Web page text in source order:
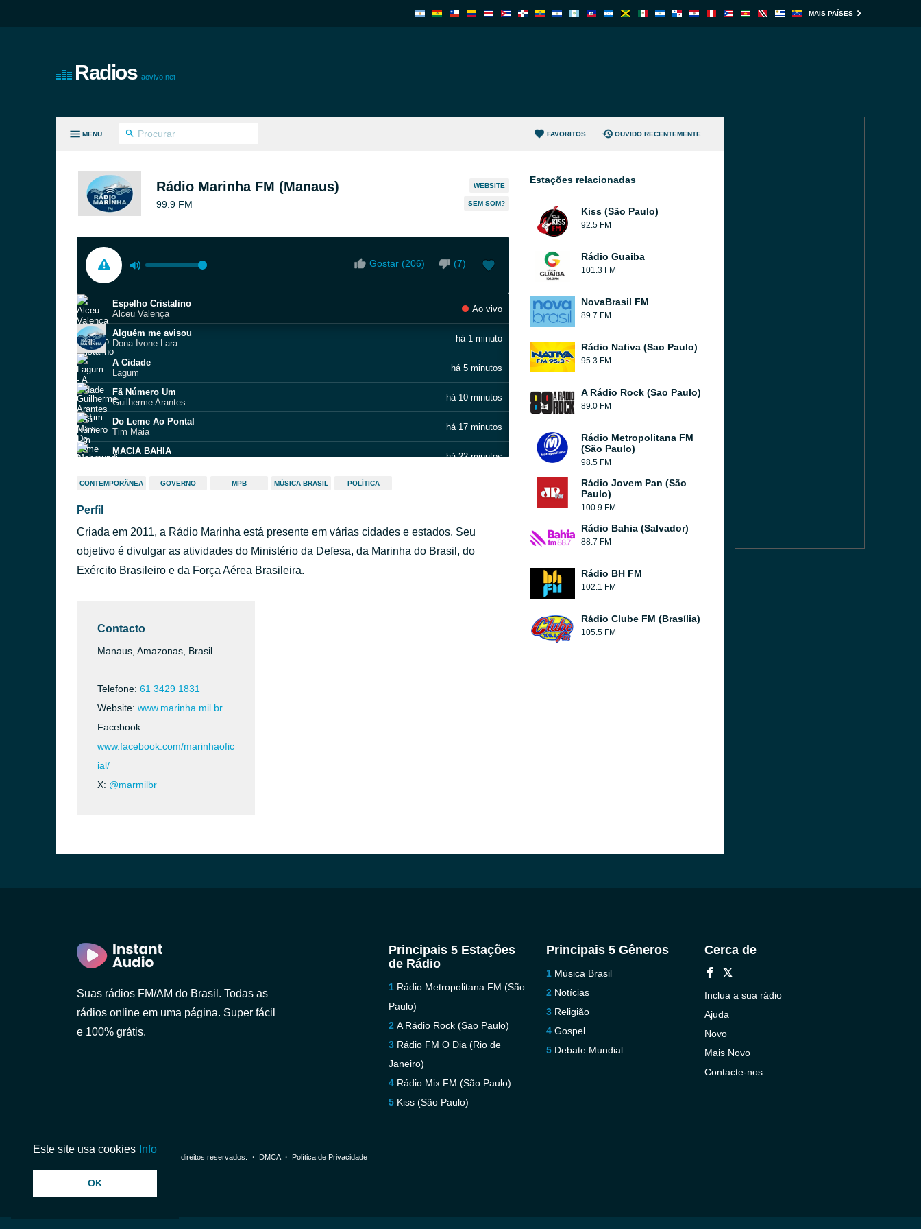
MAIS PAÍSES
Radios aovivo.net
MENU FAVORITOS OUVIDO RECENTEMENTE
Rádio Marinha FM (Manaus)
99.9 FM
WEBSITE
SEM SOM?
Gostar (206) (7)
Espelho Cristalino
Alceu Valença
Ao vivo
Alguém me avisou
Dona Ivone Lara
há 1 minuto
A Cidade
Lagum
há 5 minutos
Fã Número Um
Guilherme Arantes
há 10 minutos
Do Leme Ao Pontal
Tim Maia
há 17 minutos
MACIA BAHIA
há 22 minutos
Vem ficar comigo
Liniker e os Caramelows
há 35 minutos
A história de Lily Braun
CONTEMPORÂNEA GOVERNO MPB MÚSICA BRASIL POLÍTICA
Perfil
Criada em 2011, a Rádio Marinha está presente em várias cidades e estados. Seu
objetivo é divulgar as atividades do Ministério da Defesa, da Marinha do Brasil, do
Exército Brasileiro e da Força Aérea Brasileira.
Contacto
Manaus, Amazonas, Brasil
Telefone: 61 3429 1831
Website: www.marinha.mil.br
Facebook:
www.facebook.com/marinhaofic
ial/
X: @marmilbr
Estações relacionadas
Kiss (São Paulo)
92.5 FM
Rádio Guaiba
101.3 FM
NovaBrasil FM
89.7 FM
Rádio Nativa (Sao Paulo)
95.3 FM
A Rádio Rock (Sao Paulo)
89.0 FM
Rádio Metropolitana FM
(São Paulo)
98.5 FM
Rádio Jovem Pan (São
Paulo)
100.9 FM
Rádio Bahia (Salvador)
88.7 FM
Rádio BH FM
102.1 FM
Rádio Clube FM (Brasília)
105.5 FM
Suas rádios FM/AM do Brasil. Todas as
rádios online em uma página. Super fácil
e 100% grátis.
Principais 5 Estações
de Rádio
Rádio Metropolitana FM (São
Paulo)
A Rádio Rock (Sao Paulo)
Rádio FM O Dia (Rio de
Janeiro)
Rádio Mix FM (São Paulo)
Kiss (São Paulo)
Principais 5 Gêneros
Música Brasil
Notícias
Religião
Gospel
Debate Mundial
Cerca de
Inclua a sua rádio
Ajuda
Novo
Mais Novo
Contacte-nos
© 2026 InstantAudio. Todos os direitos reservados. ・ DMCA・ Política de Privacidade
Este site usa cookies Info
OK